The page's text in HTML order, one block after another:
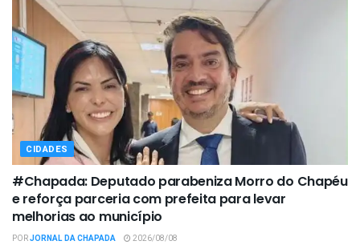
CIDADES
#Chapada: Deputado parabeniza Morro do Chapéu
e reforça parceria com prefeita para levar
melhorias ao município
PORJORNAL DA CHAPADA 2026/08/08